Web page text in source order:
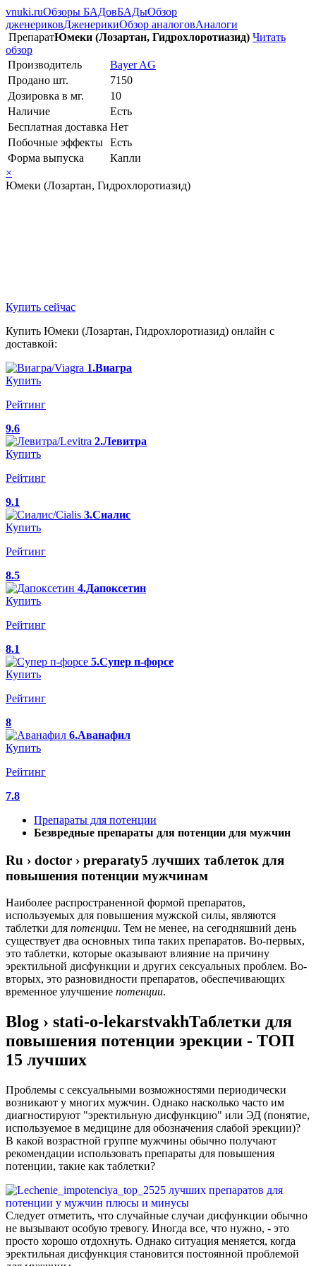
vnuki.ruОбзоры БАДовБАДыОбзор
дженериковДженерикиОбзор аналоговАналоги
ПрепаратЮмеки (Лозартан, Гидрохлоротиазид) Читать
обзор
Производитель
Bayer AG
Продано шт.
7150
Дозировка в мг.
10
Наличие
Есть
Бесплатная доставка Нет
Побочные эффекты Есть
Форма выпуска
Капли
×
Юмеки (Лозартан, Гидрохлоротиазид)
Купить сейчас
Купить Юмеки (Лозартан, Гидрохлоротиазид) онлайн с
доставкой:
1.Виагра
Купить
Рейтинг
9.6
2.Левитра
Купить
Рейтинг
9.1
3.Сиалис
Купить
Рейтинг
8.5
4.Дапоксетин
Купить
Рейтинг
8.1
5.Супер п-форсе
Купить
Рейтинг
8
6.Аванафил
Купить
Рейтинг
7.8
Препараты для потенции
Безвредные препараты для потенции для мужчин
Ru › doctor › preparaty5 лучших таблеток для
повышения потенции мужчинам
Наиболее распространенной формой препаратов,
используемых для повышения мужской силы, являются
таблетки для потенции. Тем не менее, на сегодняшний день
существует два основных типа таких препаратов. Во-первых,
это таблетки, которые оказывают влияние на причину
эректильной дисфункции и других сексуальных проблем. Во-
вторых, это разновидности препаратов, обеспечивающих
временное улучшение потенции.
Blog › stati-o-lekarstvakhТаблетки для
повышения потенции эрекции - ТОП
15 лучших
Проблемы с сексуальными возможностями периодически
возникают у многих мужчин. Однако насколько часто им
диагностируют "эректильную дисфункцию" или ЭД (понятие,
используемое в медицине для обозначения слабой эрекции)?
В какой возрастной группе мужчины обычно получают
рекомендации использовать препараты для повышения
потенции, такие как таблетки?
Следует отметить, что случайные случаи дисфункции обычно
не вызывают особую тревогу. Иногда все, что нужно, - это
просто хорошо отдохнуть. Однако ситуация меняется, когда
эректильная дисфункция становится постоянной проблемой